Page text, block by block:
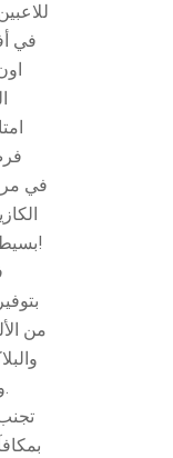
في
في
بسيطة تُكلفهم الكثير من المال!
من
والعديد من الألعاب الأخرى.